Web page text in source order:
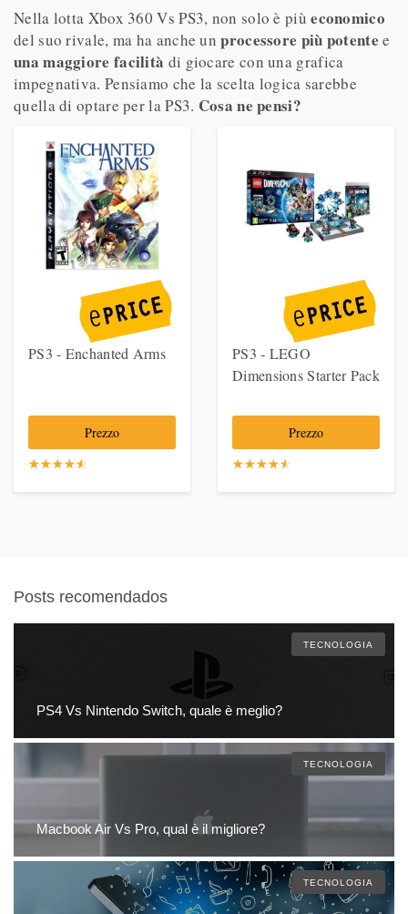
Nella lotta Xbox 360 Vs PS3, non solo è piùeconomico
del suo rivale, ma ha anche unprocessore più potente e
una maggiore facilità di giocare con una grafica
impegnativa. Pensiamo che la scelta logica sarebbe
quella di optare per la PS3. Cosa ne pensi?
PS3 - Enchanted Arms
Prezzo
☆☆☆☆☆
★★★★★
PS3 - LEGO
Dimensions Starter Pack
Prezzo
☆☆☆☆☆
★★★★★
Posts recomendados
TECNOLOGIA
PS4 Vs Nintendo Switch, quale è meglio?
TECNOLOGIA
Macbook Air Vs Pro, qual è il migliore?
TECNOLOGIA